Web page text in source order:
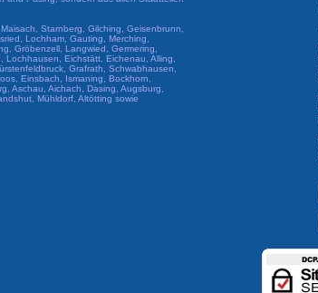
Starnberg, Gilching, Geisenbrunn,
Lochham, Gauting, Merching,
Gröbenzell, Langwied, Germering,
Lochhausen, Eichstätt, Eichenau, Alling,
Grafrath, Schwabhausen,
Einsbach, Ismaning, Bockhorn,
Aschau, Aichach, Dasing, Augsburg,
Mühldorf, Altötting sowie